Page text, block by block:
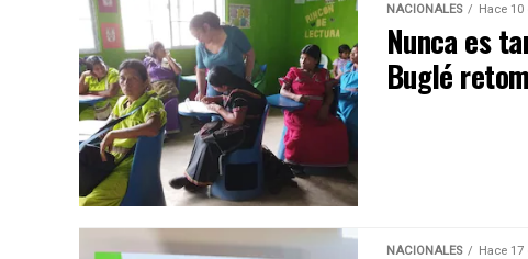
NACIONALES Hace 10
Nunca es
Buglé
NACIONALES Hace 17